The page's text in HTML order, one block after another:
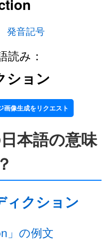
発音記号
読み：
ション
画像生成をリクエスト
本語の意味
ィクション
」の例文